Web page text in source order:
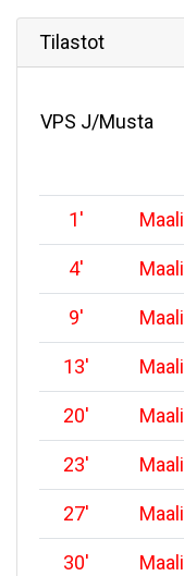
Tilastot
VPS J/Musta
1' Maali
4' Maali
9' Maali
13' Maali
20' Maali
23' Maali
27' Maali
30' Maali